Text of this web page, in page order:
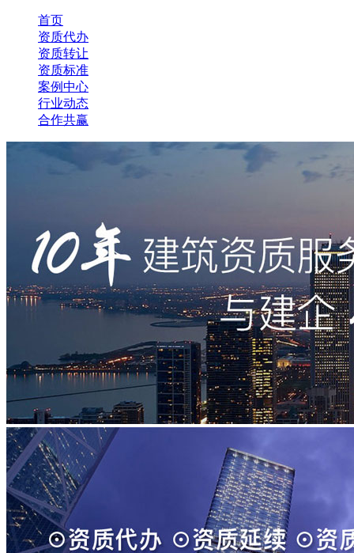
首页
资质代办
资质转让
资质标准
案例中心
行业动态
合作共赢